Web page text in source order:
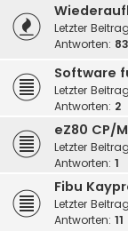
Letzter
Antworten: 83
Software
Letzter
Antworten: 2
eZ80 CP/
Letzter
Antworten: 1
Fibu
Letzter
Antworten: 11